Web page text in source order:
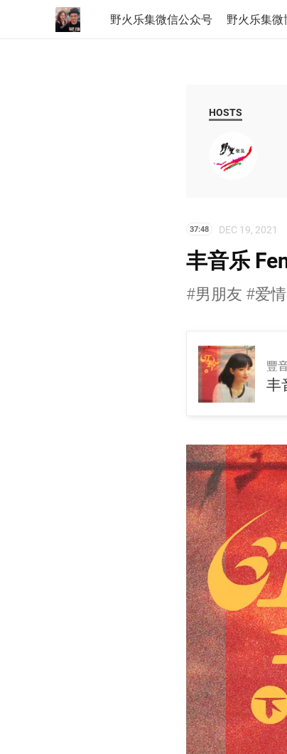
野火乐集微信公众号 野火乐集微
HOSTS
37:48 DEC 19, 2021
丰音乐
#男朋友 #爱
豐
丰